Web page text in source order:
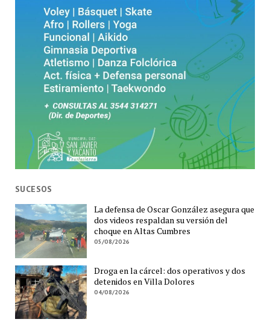
SUCESOS
La defensa de Oscar González asegura que
dos videos respaldan su versión del
choque en Altas Cumbres
05/08/2026
Droga en la cárcel: dos operativos y dos
detenidos en Villa Dolores
04/08/2026